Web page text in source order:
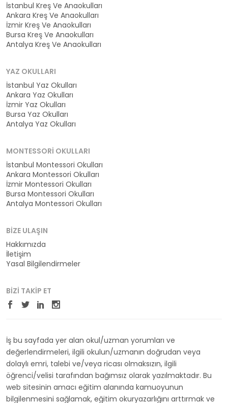
İstanbul Kreş Ve Anaokulları
Ankara Kreş Ve Anaokulları
İzmir Kreş Ve Anaokulları
Bursa Kreş Ve Anaokulları
Antalya Kreş Ve Anaokulları
YAZ OKULLARI
İstanbul Yaz Okulları
Ankara Yaz Okulları
İzmir Yaz Okulları
Bursa Yaz Okulları
Antalya Yaz Okulları
MONTESSORI OKULLARI
İstanbul Montessori Okulları
Ankara Montessori Okulları
İzmir Montessori Okulları
Bursa Montessori Okulları
Antalya Montessori Okulları
BIZE ULAŞIN
Hakkımızda
İletişim
Yasal Bilgilendirmeler
BIZI TAKIP ET
İş bu sayfada yer alan okul/uzman yorumları ve
değerlendirmeleri, ilgili okulun/uzmanın doğrudan veya
dolaylı emri, talebi ve/veya ricası olmaksızın, ilgili
öğrenci/velisi tarafından bağımsız olarak yazılmaktadır. Bu
web sitesinin amacı eğitim alanında kamuoyunun
bilgilenmesini sağlamak, eğitim okuryazarlığını arttırmak ve